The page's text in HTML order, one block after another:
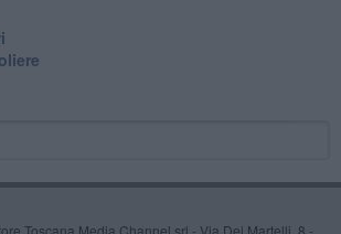
Toscana Media Channel srl - Via Dei Martelli, 8 -